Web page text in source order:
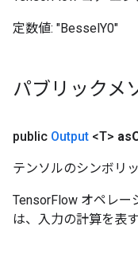
定数値: "BesselY0"
パブリックメ
public Output <T> as
テンソルのシンボリ
TensorFlow オペレー
は、入力の計算を表